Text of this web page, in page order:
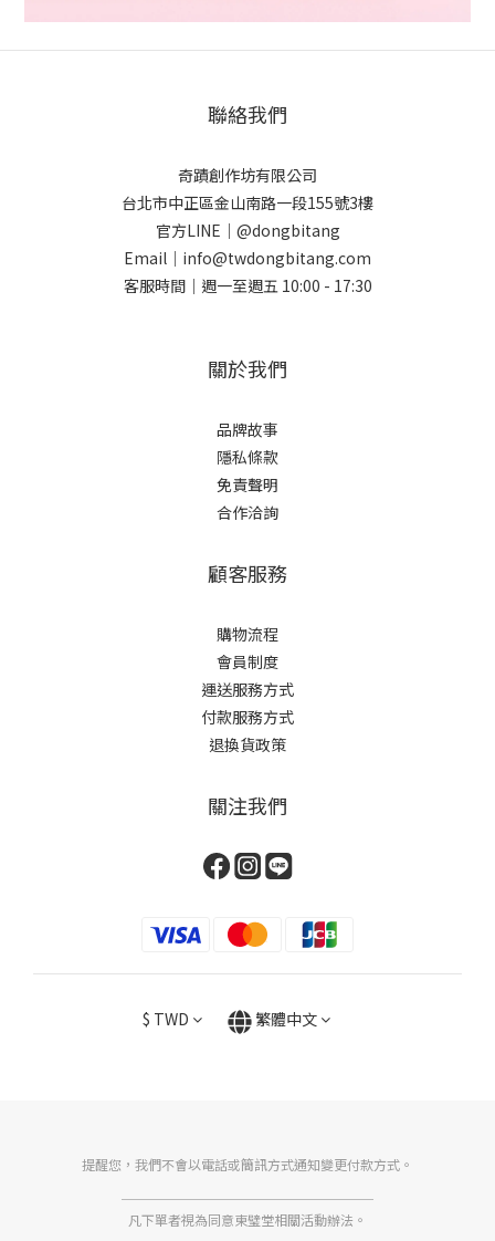
聯絡我們
奇蹟創作坊有限公司
台北市中正區金山南路一段155號3樓
官方LINE｜@dongbitang
Email｜info@twdongbitang.com
客服時間｜週一至週五 10:00 - 17:30
關於我們
品牌故事
隱私條款
免責聲明
合作洽詢
顧客服務
購物流程
會員制度
運送服務方式
付款服務方式
退換貨政策
關注我們
$ TWD 繁體中文
提醒您，我們不會以電話或簡訊方式通知變更付款方式。
凡下單者視為同意東璧堂相關活動辦法。